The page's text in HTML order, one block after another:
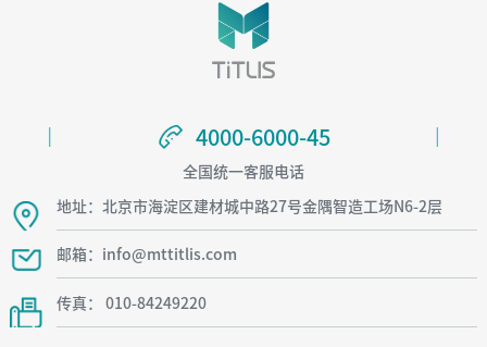
4000-6000-45
4000-6000-45
全国统一客服电话
地址：北京市海淀区建材城中路27号金隅智造工场N6-2层
邮箱：info@mttitlis.com
传真： 010-84249220